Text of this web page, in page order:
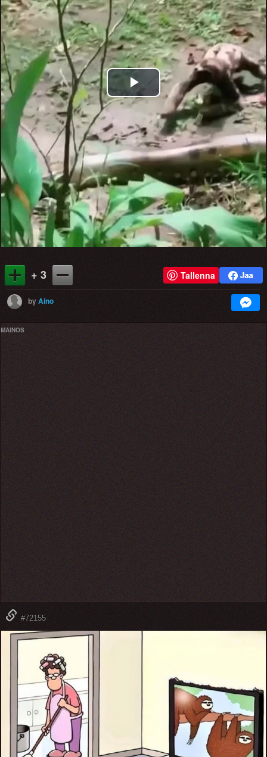
Play
Video
+ 3 Tallenna
byAino
MAINOS
#72155